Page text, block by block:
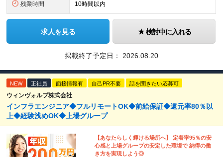
残業時間 10時間以内
求人を見る 検討中に入れる
掲載終了予定日： 2026.08.20
NEW 正社員 面接情報有 自己PR不要 話を聞きたい応募可
ウィンヴォルブ株式会社
インフラエンジニア◆フルリモートOK◆前給保証◆還元率80％以
上◆経験浅めOK◆上場グループ
【あなたらしく輝ける場所へ】 定着率95％の安
心感と上場グループの安定した環境で 納得の働
き方を実現しよう◎